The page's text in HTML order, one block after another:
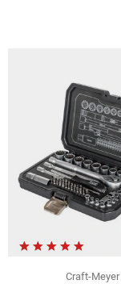
Craft-Meyer